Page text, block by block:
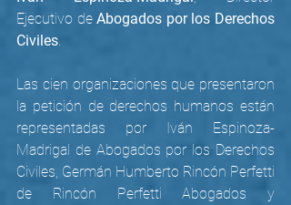
Ejecutivo de Abogados por los Derechos
Civiles
Las cien organizaciones que presentaron
la petición de derechos humanos están
representadas por Iván Espinoza-
Madrigal de Abogados por los Derechos
Civiles, Germán Humberto Rincón Perfetti
de Rincón Perfetti Abogados y